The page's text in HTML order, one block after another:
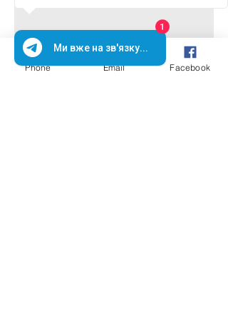
Phone Email Facebook
Ми вже на зв'язку...
1